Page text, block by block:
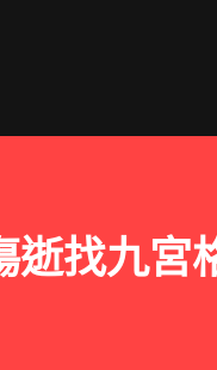
逝找九宮